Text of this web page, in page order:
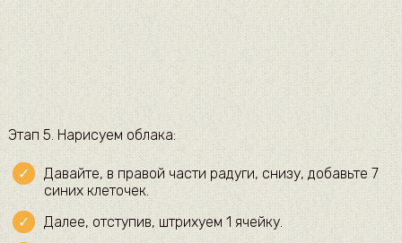
Этап 5. Нарисуем облака:
Давайте, в правой части радуги, снизу, добавьте 7
синих клеточек.
Далее, отступив, штрихуем 1 ячейку.